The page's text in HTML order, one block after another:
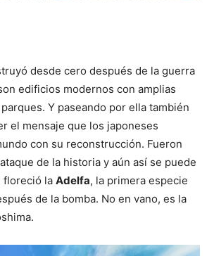
desde cero después de la guerra
edificios modernos con amplias
Y paseando por ella también
el mensaje que los japoneses
con su reconstrucción. Fueron
de la historia y aún así se puede
floreció la Adelfa, la primera especie
de la bomba. No en vano, es la